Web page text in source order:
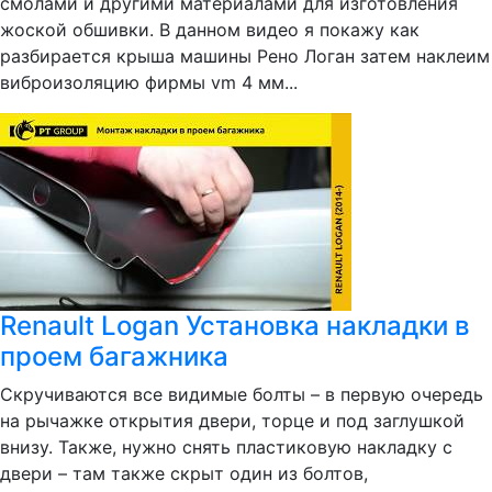
жоской обшивки. В данном видео я покажу как
разбирается крыша машины Рено Логан затем наклеим
виброизоляцию фирмы vm 4 мм...
Renault Logan Установка накладки в
проем багажника
Скручиваются все видимые болты – в первую очередь
на рычажке открытия двери, торце и под заглушкой
внизу. Также, нужно снять пластиковую накладку с
двери – там также скрыт один из болтов,